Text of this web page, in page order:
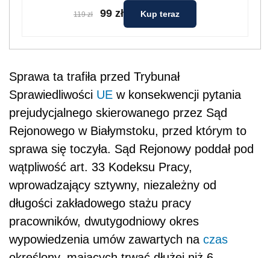
119 zł 99 zł Kup teraz
Sprawa ta trafiła przed Trybunał
Sprawiedliwości UE w konsekwencji pytania
prejudycjalnego skierowanego przez Sąd
Rejonowego w Białymstoku, przed którym to
sprawa się toczyła. Sąd Rejonowy poddał pod
wątpliwość art. 33 Kodeksu Pracy,
wprowadzający sztywny, niezależny od
długości zakładowego stażu pracy
pracowników, dwutygodniowy okres
wypowiedzenia umów zawartych na czas